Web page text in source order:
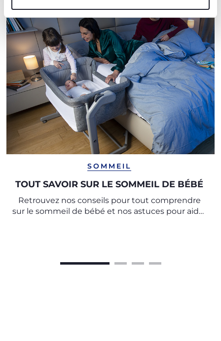
SOMMEIL
TOUT SAVOIR SUR LE SOMMEIL DE BÉBÉ
Retrouvez nos conseils pour tout comprendre
sur le sommeil de bébé et nos astuces pour aider